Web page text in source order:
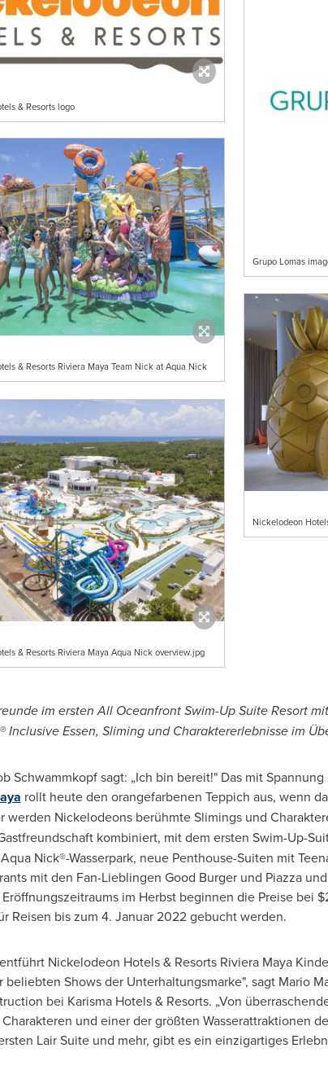
& Resorts logo
Grupo Lomas
& Resorts Riviera Maya Team Nick at Aqua Nick
Nickelodeon
& Resorts Riviera Maya Aqua Nick overview.jpg
im ersten All Oceanfront Swim-Up Suite Resort mit
InclusiveEssen, Sliming und Charaktererlebnisse im
Schwammkopf sagt: „Ich bin bereit!" Das mit
rollt heute den orangefarbenen Teppich aus, wenn
Nickelodeons berühmte Slimings und
kombiniert, mit dem ersten Swim-Up-
Nick®-Wasserpark, neue Penthouse-Suiten mit
mit den Fan-Lieblingen Good Burger und Piazza
im Herbst beginnen die Preise bei
Reisen bis zum 4. Januar 2022 gebucht werden.
Nickelodeon Hotels & Resorts Riviera Maya
Shows der Unterhaltungsmarke", sagt Mario
bei Karisma Hotels & Resorts. „Von
und einer der größten Wasserattraktionen
Lair Suite und mehr, gibt es ein einzigartiges